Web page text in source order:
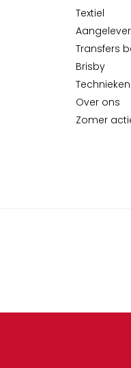
Textiel
Transfers
Brisby
Technieken
Over ons
Zomer